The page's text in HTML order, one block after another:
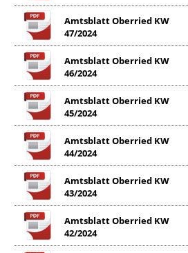
Amtsblatt Oberried KW
47/2024
Amtsblatt Oberried KW
46/2024
Amtsblatt Oberried KW
45/2024
Amtsblatt Oberried KW
44/2024
Amtsblatt Oberried KW
43/2024
Amtsblatt Oberried KW
42/2024